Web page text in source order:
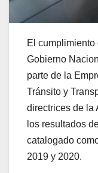
El cumplimiento
Gobierno
parte de la
Tránsito y
directrices de la
los resultados
catalogado
2019 y 2020.